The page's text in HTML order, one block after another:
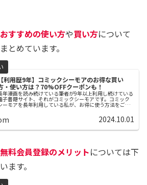
おすすめの使い方や買い方について
とめています。
【利用歴9年】コミックシーモアのお得な買い
・使い方は？70%OFFクーポンも！
年漫画を読み続けている筆者が9年以上利用し続けている
子書籍サイト、それがコミックシーモアです。コミック
ーモアを長年利用している私が、お得に使う方法をご紹
2024.10.01
無料会員登録のメリットについては下
ます。